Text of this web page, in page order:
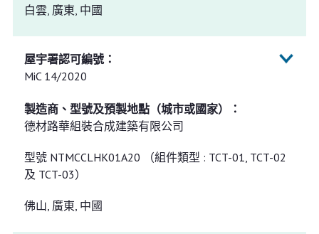
白雲, 廣東, 中國
MiC 14/2020
德材路華組裝合成建築有限公司
型號 NTMCCLHK01A20 （組件類型 : TCT-01, TCT-02
及 TCT-03）
佛山, 廣東, 中國